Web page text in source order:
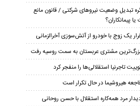
تبدیل وضعیت نیروهای شرکتی / قانون مانع
پیمانکاران؟
یک زوج با خودرو از آتش‌سوزی آخرالزمانی
مشتری عربستان به سمت روسیه رفت
تاجرنیا استقلالی‌ها را منفجر کرد
هیروشیما در حال تکرار است
مرد همه‌کاره استقلال با حسن روحانی